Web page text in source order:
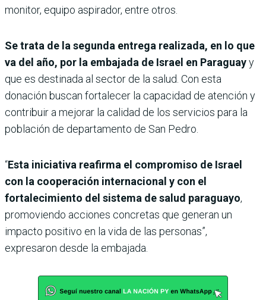
monitor, equipo aspirador, entre otros.
Se trata de la segunda entrega realizada, en lo que
va del año, por la embajada de Israel en Paraguayy
que es destinada al sector de la salud. Con esta
donación buscan fortalecer la capacidad de atención y
contribuir a mejorar la calidad de los servicios para la
población de departamento de San Pedro.
“Esta iniciativa reafirma el compromiso de Israel
con la cooperación internacional y con el
fortalecimiento del sistema de salud paraguayo,
promoviendo acciones concretas que generan un
impacto positivo en la vida de las personas”,
expresaron desde la embajada.